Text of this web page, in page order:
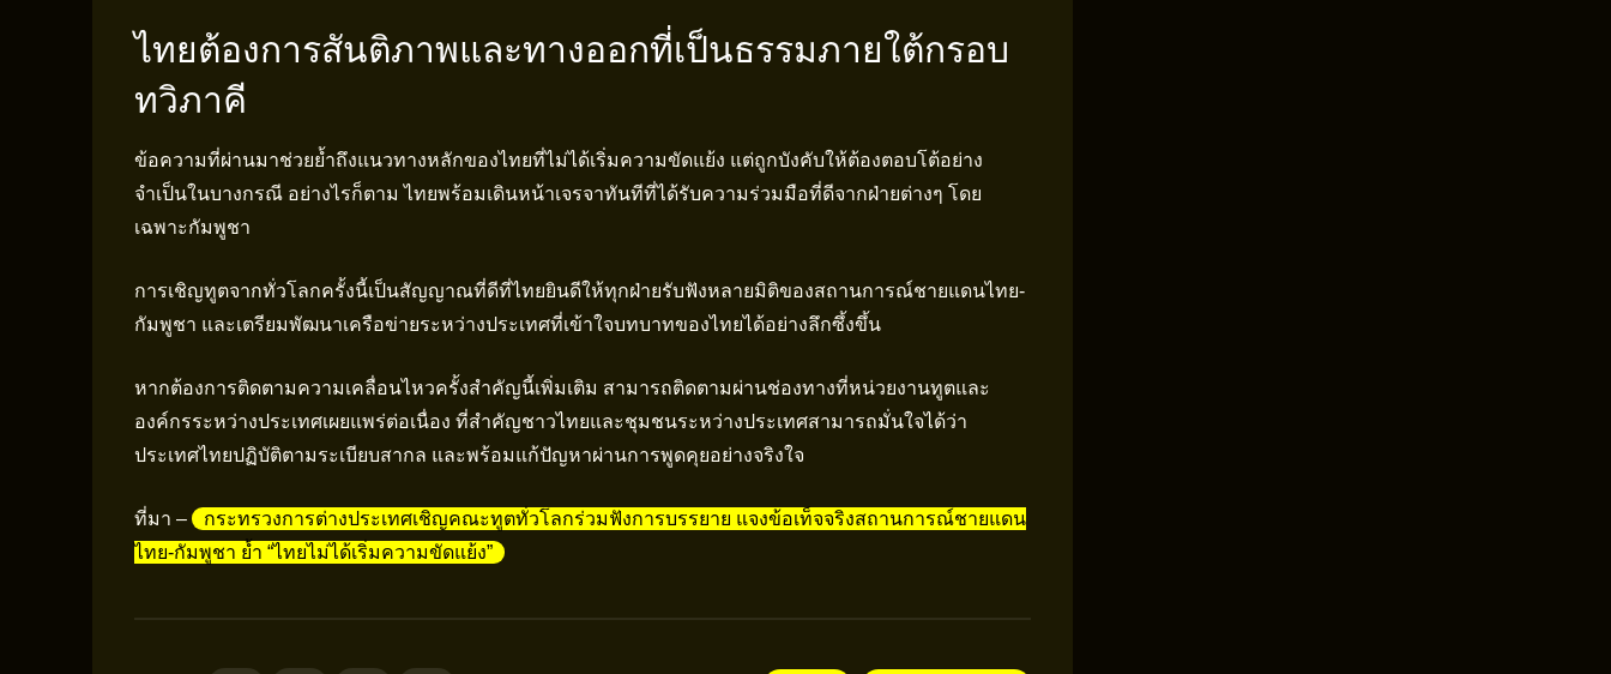
ไทยต้องการสันติภาพและทางออกที่เป็นธรรมภายใต้กรอบ
ทวิภาคี
ข้อความที่ผ่านมาช่วยย้ำถึงแนวทางหลักของไทยที่ไม่ได้เริ่มความขัดแย้ง แต่ถูกบังคับให้ต้องตอบโต้อย่าง
จำเป็นในบางกรณี อย่างไรก็ตาม ไทยพร้อมเดินหน้าเจรจาทันทีที่ได้รับความร่วมมือที่ดีจากฝ่ายต่างๆ โดย
เฉพาะกัมพูชา
การเชิญทูตจากทั่วโลกครั้งนี้เป็นสัญญาณที่ดีที่ไทยยินดีให้ทุกฝ่ายรับฟังหลายมิติของสถานการณ์ชายแดนไทย-
กัมพูชา และเตรียมพัฒนาเครือข่ายระหว่างประเทศที่เข้าใจบทบาทของไทยได้อย่างลึกซึ้งขึ้น
หากต้องการติดตามความเคลื่อนไหวครั้งสำคัญนี้เพิ่มเติม สามารถติดตามผ่านช่องทางที่หน่วยงานทูตและ
องค์กรระหว่างประเทศเผยแพร่ต่อเนื่อง ที่สำคัญชาวไทยและชุมชนระหว่างประเทศสามารถมั่นใจได้ว่า
ประเทศไทยปฏิบัติตามระเบียบสากล และพร้อมแก้ปัญหาผ่านการพูดคุยอย่างจริงใจ
ที่มา –
กระทรวงการต่างประเทศเชิญคณะทูตทั่วโลกร่วมฟังการบรรยาย แจงข้อเท็จจริงสถานการณ์ชายแดน
ไทย-กัมพูชา ย้ำ “ไทยไม่ได้เริ่มความขัดแย้ง”